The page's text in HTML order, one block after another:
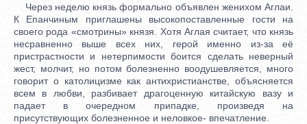
Через неделю князь формально объявлен женихом Аглаи.
К Епанчиным приглашены высокопоставленные гости на
своего рода «смотрины» князя. Хотя Аглая считает, что князь
несравненно выше всех них, герой именно из-за её
пристрастности и нетерпимости боится сделать неверный
жест, молчит, но потом болезненно воодушевляется, много
говорит о католицизме как антихристианстве, объясняется
всем в любви, разбивает драгоценную китайскую вазу и
падает в очередном припадке, произведя на
присутствующих болезненное и неловкое- впечатление.